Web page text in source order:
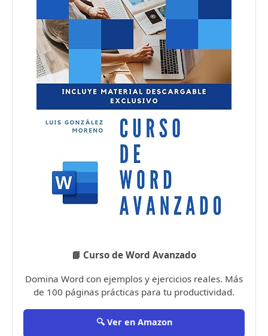
📘 Curso de Word Avanzado
Domina Word con ejemplos y ejercicios reales. Más
de 100 páginas prácticas para tu productividad.
🔍 Ver en Amazon